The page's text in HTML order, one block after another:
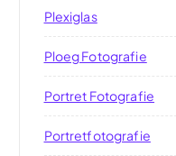
Plexiglas
Ploeg Fotografie
Portret Fotografie
Portretfotografie